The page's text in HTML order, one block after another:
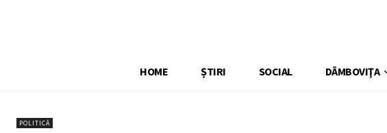
HOME ȘTIRI SOCIAL DÂMBOVIŢA
POLITICĂ